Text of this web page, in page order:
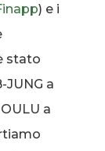
) e i
stato
a
a